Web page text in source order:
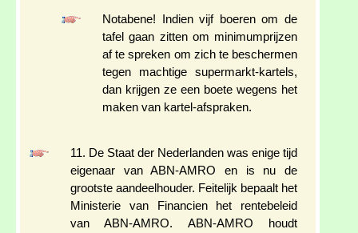
Notabene! Indien vijf boeren om de
tafel gaan zitten om minimumprijzen
af te spreken om zich te beschermen
tegen machtige supermarkt-kartels,
dan krijgen ze een boete wegens het
maken van kartel-afspraken.
11. De Staat der Nederlanden was enige tijd
eigenaar van ABN-AMRO en is nu de
grootste aandeelhouder. Feitelijk bepaalt het
Ministerie van Financien het rentebeleid
van ABN-AMRO. ABN-AMRO houdt